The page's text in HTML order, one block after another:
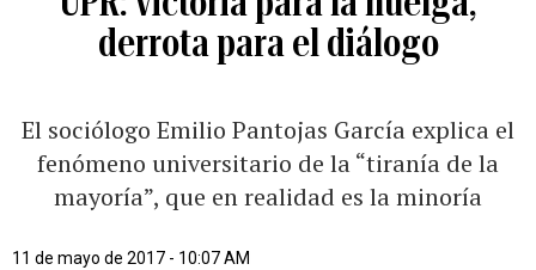
derrota para el diálogo
El sociólogo Emilio Pantojas García explica el
fenómeno universitario de la “tiranía de la
mayoría”, que en realidad es la minoría
11 de mayo de 2017 - 10:07 AM